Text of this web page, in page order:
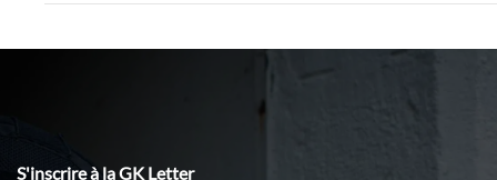
S'inscrire à la GK Letter